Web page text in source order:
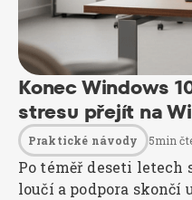
Konec Windows
stresu přejít na
Praktické návody 5min
Po téměř deseti letech
loučí a podpora skončí